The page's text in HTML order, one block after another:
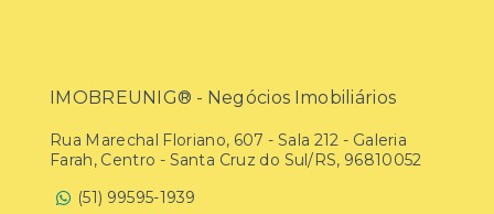
IMOBREUNIG® - Negócios Imobiliários
Rua Marechal Floriano, 607 - Sala 212 - Galeria
Farah, Centro - Santa Cruz do Sul/RS, 96810052
(51) 99595-1939